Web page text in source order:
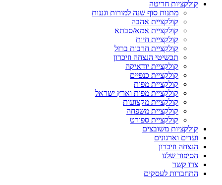
קולקציות חריטה
מתנות סוף שנה למורות וגננות
קולקציית אהבה
קולקציית אמא/סבתא
קולקציית חיות
קולקציית חרבות ברזל
תכשיטי הנצחה וזיכרון
קולקציית יודאיקה
קולקציית כנפיים
קולקציית מפות
קולקציית מפות וארץ ישראל
קולקציית מקצועות
קולקציית משפחה
קולקציית ספורט
קולקציות משובצים
ועדים וארגונים
הנצחה וזיכרון
הסיפור שלנו
צרו קשר
התחברות לעסקים